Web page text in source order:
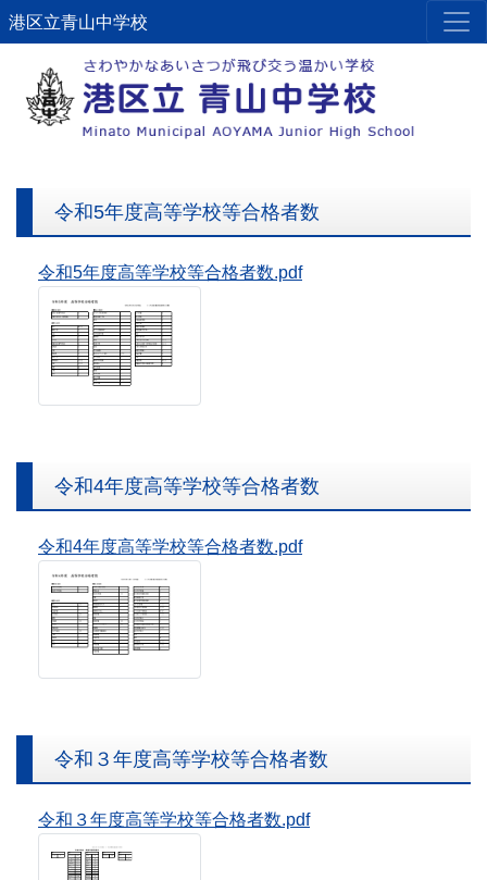
港区立青山中学校
令和5年度高等学校等合格者数
令和5年度高等学校等合格者数.pdf
令和4年度高等学校等合格者数
令和4年度高等学校等合格者数.pdf
令和３年度高等学校等合格者数
令和３年度高等学校等合格者数.pdf